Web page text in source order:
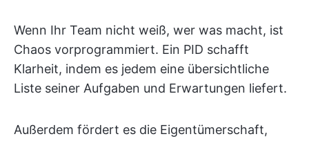
Wenn Ihr Team nicht weiß, wer was macht, ist
Chaos vorprogrammiert. Ein PID schafft
Klarheit, indem es jedem eine übersichtliche
Liste seiner Aufgaben und Erwartungen liefert.
Außerdem fördert es die Eigentümerschaft,